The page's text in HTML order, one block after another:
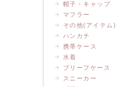
帽子・キャップ
マフラー
その他(アイテム)
ハンカチ
携帯ケース
水着
ブリーフケース
スニーカー